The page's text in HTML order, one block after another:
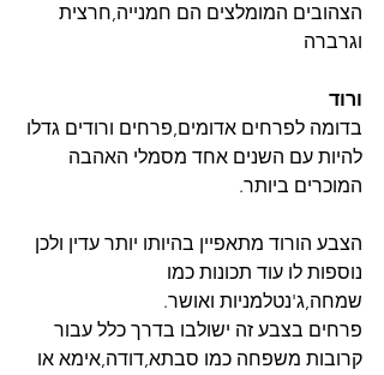
הצהובים המומלצים הם חמנייה,חרצית
וגרברה
ורוד
בדומה לפרחים אדומים,פרחים ורודים גדלו
להיות עם השנים אחד מסמלי האהבה
המוכרים ביותר.
הצבע הורוד מתאפיין בהיותו יותר עדין ולכן
נוספות לו עוד תכונות כמו
שמחה,ג'נטלמניות ואושר.
פרחים בצבע זה ישולבו בדרך כלל עבור
קרובות משפחה כמו סבתא,דודה,אימא או